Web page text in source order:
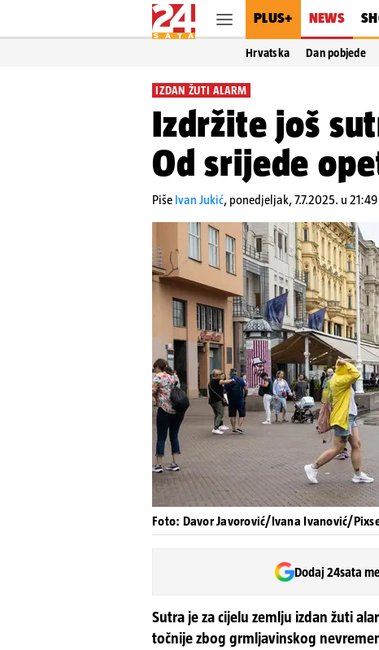
PLUS+ NEWS
Hrvatska Dan pobjede
IZDAN ŽUTI ALARM
Izdržite još
Od srijede
Piše Ivan Jukić, ponedjeljak, 7.7.2025. u 21:49
Foto: Davor Javorović/Ivana Ivanović/
Dodaj 24sata
Sutra je za cijelu zemlju izdan žuti
točnije zbog grmljavinskog